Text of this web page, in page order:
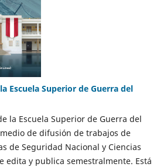
Escuela Superior de Guerra del
la Escuela Superior de Guerra del
medio de difusión de trabajos de
de Seguridad Nacional y Ciencias
edita y publica semestralmente. Está